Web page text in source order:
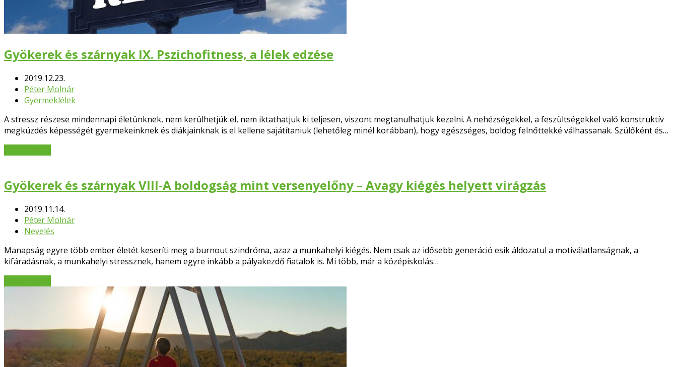
Gyökerek és szárnyak IX. Pszichofitness, a lélek edzése
2019.12.23.
Péter Molnár
Gyermeklélek
A stressz részese mindennapi életünknek, nem kerülhetjük el, nem iktathatjuk ki teljesen, viszont megtanulhatjuk kezelni. A nehézségekkel, a feszültségekkel való konstruktív
megküzdés képességét gyermekeinknek és diákjainknak is el kellene sajátítaniuk (lehetőleg minél korábban), hogy egészséges, boldog felnőttekké válhassanak. Szülőként és…
Gyökerek és szárnyak VIII-A boldogság mint versenyelőny – Avagy kiégés helyett virágzás
2019.11.14.
Péter Molnár
Nevelés
Manapság egyre több ember életét keseríti meg a burnout szindróma, azaz a munkahelyi kiégés. Nem csak az idősebb generáció esik áldozatul a motiválatlanságnak, a
kifáradásnak, a munkahelyi stressznek, hanem egyre inkább a pályakezdő fiatalok is. Mi több, már a középiskolás…